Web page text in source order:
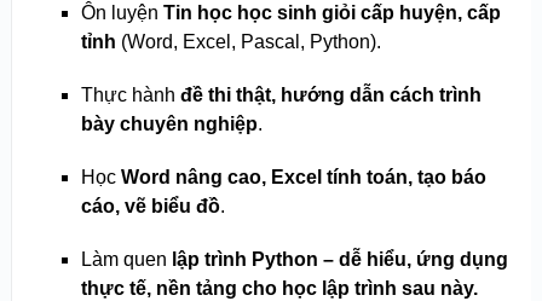
Ôn luyện Tin học học sinh giỏi cấp huyện, cấp
tỉnh (Word, Excel, Pascal, Python).
Thực hành đề thi thật, hướng dẫn cách trình
bày chuyên nghiệp.
Học Word nâng cao, Excel tính toán, tạo báo
cáo, vẽ biểu đồ.
Làm quen lập trình Python – dễ hiểu, ứng dụng
thực tế, nền tảng cho học lập trình sau này.